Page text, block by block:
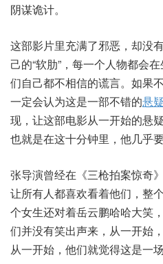
阴谋诡计。
这部影片里充满了邪恶，却没
己的“软肋”，每一个人物都会
们自己都不相信的谎言。如果
一定会认为这是一部不错的悬
现，让这部电影从一开始的悬
也就是在这十分钟里，他几乎要
张导演曾经在《三枪拍案惊奇
让所有人都喜欢看着他们，整
个女生还对着岳云鹏哈哈大笑
们并没有笑出声来，从一开始
从一开始，他们就觉得这是一场